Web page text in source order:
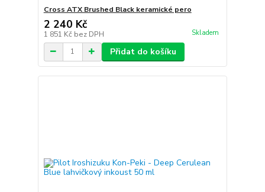
Cross ATX Brushed Black keramické pero
2 240 Kč
1 851 Kč bez DPH Skladem
Přidat do košíku